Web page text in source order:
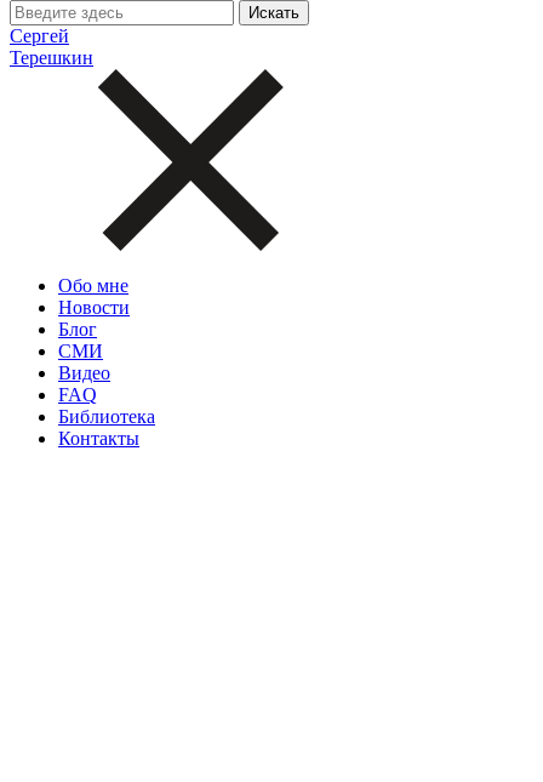
Сергей
Терешкин
Обо мне
Новости
Блог
СМИ
Видео
FAQ
Библиотека
Контакты